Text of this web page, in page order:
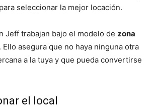
seleccionar la mejor locación.
Jeff trabajan bajo el modelo de zona
. Ello asegura que no haya ninguna otra
a la tuya y que pueda convertirse
el local